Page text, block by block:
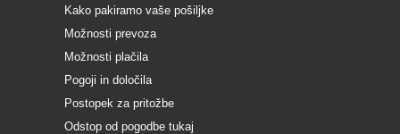
Kako pakiramo vaše pošiljke
Možnosti prevoza
Možnosti plačila
Pogoji in določila
Postopek za pritožbe
Odstop od pogodbe tukaj